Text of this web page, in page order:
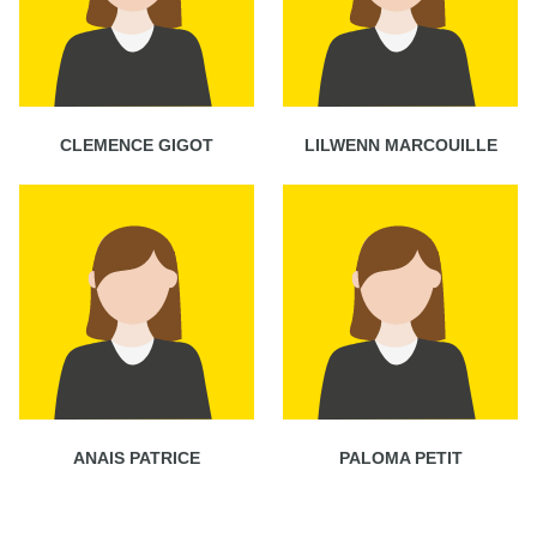
CLEMENCE GIGOT LILWENN MARCOUILLE
ANAIS PATRICE PALOMA PETIT